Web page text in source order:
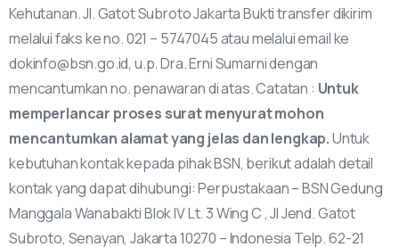
Kehutanan. Jl. Gatot Subroto Jakarta Bukti transfer dikirim
melalui faks ke no. 021 – 5747045 atau melalui email ke
dokinfo@bsn.go.id, u.p. Dra. Erni Sumarni dengan
mencantumkan no. penawaran di atas. Catatan : Untuk
memperlancar proses surat menyurat mohon
mencantumkan alamat yang jelas dan lengkap.Untuk
kebutuhan kontak kepada pihak BSN, berikut adalah detail
kontak yang dapat dihubungi: Perpustakaan – BSN Gedung
Manggala Wanabakti Blok IV Lt. 3 Wing C , Jl Jend. Gatot
Subroto, Senayan, Jakarta 10270 – Indonesia Telp. 62-21